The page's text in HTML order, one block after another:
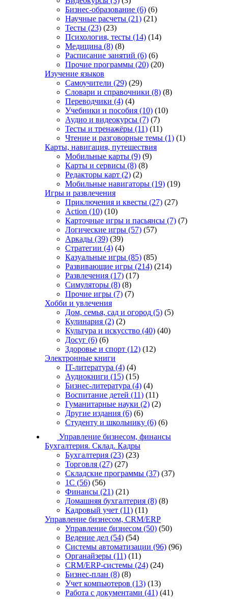
Бизнес-образование (6) (6)
Научные расчеты (21) (21)
Тесты (23) (23)
Психология, тесты (14) (14)
Медицина (8) (8)
Расписание занятий (6) (6)
Прочие программы (20) (20)
Изучение языков
Самоучители (29) (29)
Словари и справочники (8) (8)
Переводчики (4) (4)
Учебники и пособия (10) (10)
Аудио и видеокурсы (7) (7)
Тесты и тренажёры (11) (11)
Чтение и разговорные темы (1) (1)
Карты, навигация, путешествия
Мобильные карты (9) (9)
Карты и сервисы (8) (8)
Редакторы карт (2) (2)
Мобильные навигаторы (19) (19)
Игры и развлечения
Приключения и квесты (27) (27)
Action (10) (10)
Карточные игры и пасьянсы (7) (7)
Логические игры (57) (57)
Аркады (39) (39)
Стратегии (4) (4)
Казуальные игры (85) (85)
Развивающие игры (214) (214)
Развлечения (17) (17)
Симуляторы (8) (8)
Прочие игры (7) (7)
Хобби и увлечения
Дом, семья, сад и огород (5) (5)
Кулинария (2) (2)
Культура и искусство (40) (40)
Досуг (6) (6)
Здоровье и спорт (12) (12)
Электронные книги
IT-литература (4) (4)
Аудиокниги (15) (15)
Бизнес-литература (4) (4)
Воспитание детей (11) (11)
Гуманитарные науки (2) (2)
Другие издания (6) (6)
Студенту и школьнику (6) (6)
Управление бизнесом, финансы
Бухгалтерия. Склад. Кадры
Бухгалтерия (23) (23)
Торговля (27) (27)
Складские программы (37) (37)
1С (56) (56)
Финансы (21) (21)
Домашняя бухгалтерия (8) (8)
Кадровый учет (11) (11)
Управление бизнесом, CRM/ERP
Управление бизнесом (50) (50)
Ведение дел (54) (54)
Системы автоматизации (96) (96)
Органайзеры (11) (11)
CRM/ERP-системы (24) (24)
Бизнес-план (8) (8)
Учет компьютеров (13) (13)
Работа с документами (41) (41)